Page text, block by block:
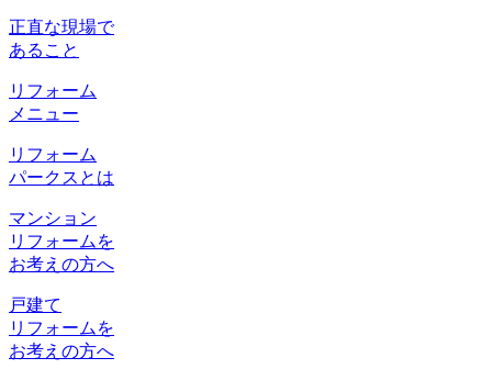
正直な現場で
あること
リフォーム
メニュー
リフォーム
パークスとは
マンション
リフォームを
お考えの方へ
戸建て
リフォームを
お考えの方へ